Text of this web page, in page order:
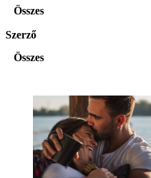
Összes
Szerző
Összes